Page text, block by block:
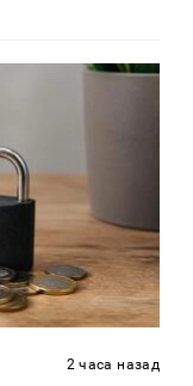
2 часа назад